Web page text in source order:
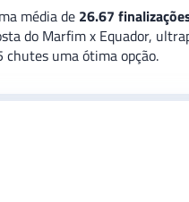
média de 26.67
do Marfim x Equador,
chutes uma ótima opção.